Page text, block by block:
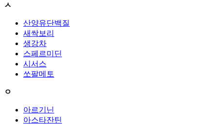
ㅅ
산양유단백질
새싹보리
생강차
스페르미딘
시서스
쏘팔메토
ㅇ
아르기닌
아스타잔틴